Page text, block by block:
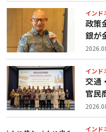
インド
政策
銀が
インド
交通
官民
インド